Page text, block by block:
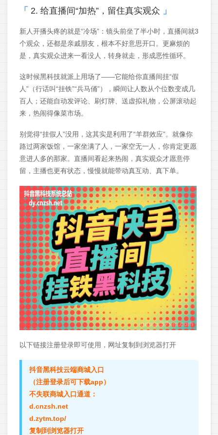
2. 给直播间“加热”，留住真实观众
新人开播头疼的就是“冷场”：镜头前坐了半小时，直播间就3
个观众，还都是亲戚朋友，根本不好意思开口。更麻烦的
是，真实观众进来一看没人，转身就走，形成恶性循环。
这时候黑科技就派上用场了——它能给你直播间挂“假
人”（行话叫“挂铁”“兵马俑”），瞬间让人数从个位数变成几
百人；还能自动发评论、刷灯牌、送虚拟礼物，公屏滚动起
来，热闹得像菜市场。
别觉得“挂假人”没用，这其实是利用了“羊群效应”。就像你
路过两家饭馆，一家坐满了人，一家空无一人，你肯定更愿
意进人多的那家。直播间看起来热闹，真实观众才愿意停
留，主播也更有状态，慢慢就能带动真互动、真下单。
以下链接注册登录即可使用，网址复制到浏览器打开
抖音黑科技云端商城入口
（注册登录后可下载app）
不失联商城入口通道：
d.cnzsh.net
d.zytm.top/
复制到浏览器打开